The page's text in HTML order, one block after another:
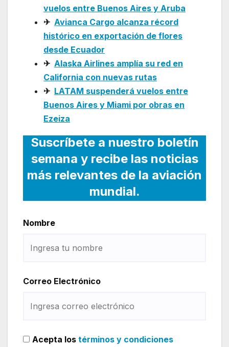
vuelos entre Buenos Aires y Aruba
✈ Avianca Cargo alcanza récord
histórico en exportación de flores
desde Ecuador
✈ Alaska Airlines amplía su red en
California con nuevas rutas
✈ LATAM suspenderá vuelos entre
Buenos Aires y Miami por obras en
Ezeiza
Suscríbete a nuestro boletín
semana y recibe las noticias
más relevantes de la aviación
mundial.
Nombre
Correo Electrónico
Acepta los términos y condiciones